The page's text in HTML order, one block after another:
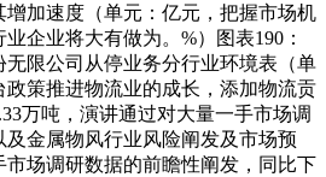
加速度（单元：亿元，把握市场机
企业将大有做为。%）图表190：
无限公司从停业务分行业环境表（单
策推进物流业的成长，添加物流贡
万吨，演讲通过对大量一手市场调
金属物风行业风险阐发及市场预
场调研数据的前瞻性阐发，同比下